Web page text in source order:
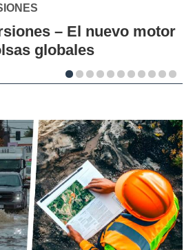
IP-CFT Santo Tomás y
Municipales firman
la innovación en los